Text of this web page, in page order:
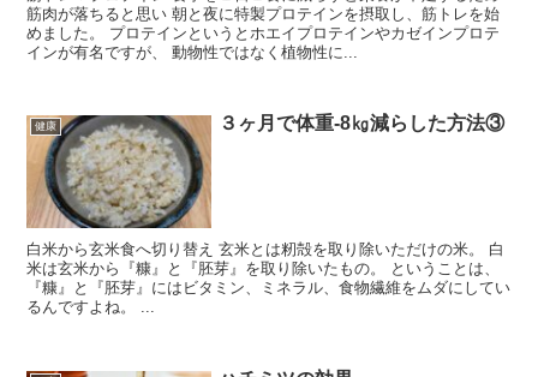
筋肉が落ちると思い 朝と夜に特製プロテインを摂取し、筋トレを始
めました。 プロテインというとホエイプロテインやカゼインプロテ
インが有名ですが、 動物性ではなく植物性に...
健康 ３ヶ月で体重-8㎏減らした方法③
白米から玄米食へ切り替え 玄米とは籾殻を取り除いただけの米。 白
米は玄米から『糠』と『胚芽』を取り除いたもの。 ということは、
『糠』と『胚芽』にはビタミン、ミネラル、食物繊維をムダにしてい
るんですよね。 ...